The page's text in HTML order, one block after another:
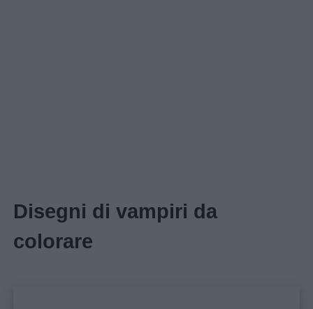
Disegni di vampiri da
colorare